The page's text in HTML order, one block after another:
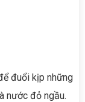
đuổi kịp những
nước đỏ ngầu.